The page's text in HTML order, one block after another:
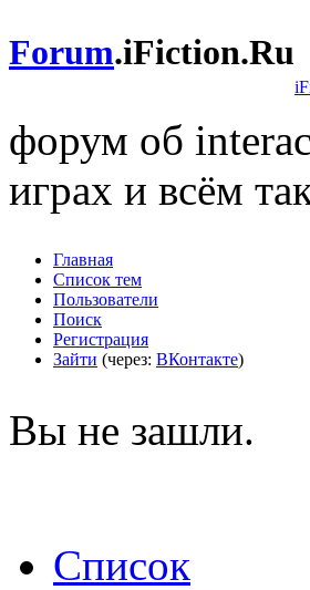
Forum.iFiction.Ru
форум об
играх и всём
Главная
Список тем
Пользователи
Поиск
Регистрация
Зайти (через: ВКонтакте)
Вы не зашли.
Список